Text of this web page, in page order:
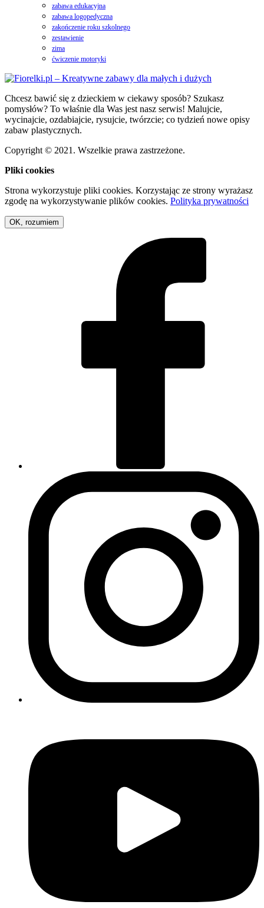
zabawa edukacyjna
zabawa logopedyczna
zakończenie roku szkolnego
zestawienie
zima
ćwiczenie motoryki
Chcesz bawić się z dzieckiem w ciekawy sposób? Szukasz
pomysłów? To właśnie dla Was jest nasz serwis! Malujcie,
wycinajcie, ozdabiajcie, rysujcie, twórzcie; co tydzień nowe opisy
zabaw plastycznych.
Copyright © 2021. Wszelkie prawa zastrzeżone.
Pliki cookies
Strona wykorzystuje pliki cookies. Korzystając ze strony wyrażasz
zgodę na wykorzystywanie plików cookies. Polityka prywatności
OK, rozumiem